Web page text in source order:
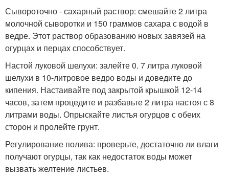
Сывороточно - сахарный раствор: смешайте 2 литра
молочной сыворотки и 150 граммов сахара с водой в
ведре. Этот раствор образованию новых завязей на
огурцах и перцах способствует.
Настой луковой шелухи: залейте 0. 7 литра луковой
шелухи в 10-литровое ведро воды и доведите до
кипения. Настаивайте под закрытой крышкой 12-14
часов, затем процедите и разбавьте 2 литра настоя с 8
литрами воды. Опрыскайте листья огурцов с обеих
сторон и пролейте грунт.
Регулирование полива: проверьте, достаточно ли влаги
получают огурцы, так как недостаток воды может
вызвать желтение листьев.